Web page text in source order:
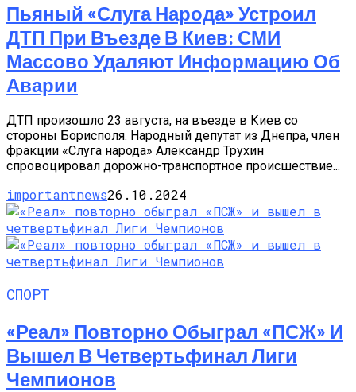
Пьяный «слуга Народа» Устроил
ДТП При Въезде В Киев: СМИ
Массово Удаляют Информацию Об
Аварии
ДТП произошло 23 августа, на въезде в Киев со
стороны Борисполя. Народный депутат из Днепра, член
фракции «Слуга народа» Александр Трухин
спровоцировал дорожно-транспортное происшествие...
importantnews26.10.2024
СПОРТ
«Реал» Повторно Обыграл «ПСЖ» И
Вышел В Четвертьфинал Лиги
Чемпионов